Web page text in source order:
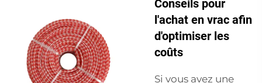
Conseils pour
l'achat en vrac afin
d'optimiser les
coûts
Si vous avez une